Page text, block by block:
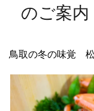
のご案内
鳥取の冬の味覚 松